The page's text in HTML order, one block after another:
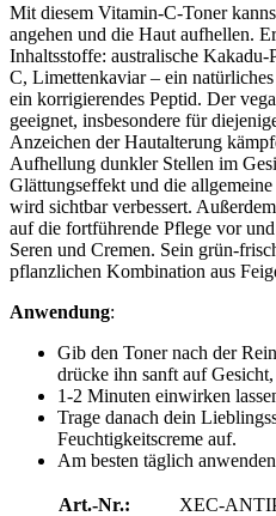
Mit diesem Vitamin-C-Toner
angehen und die Haut aufhellen.
Inhaltsstoffe: australische
C, Limettenkaviar – ein
ein korrigierendes Peptid. Der
geeignet, insbesondere für
Anzeichen der Hautalterung
Aufhellung dunkler Stellen im
Glättungseffekt und die
wird sichtbar verbessert.
auf die fortführende Pflege vor
Seren und Cremen. Sein grün-
pflanzlichen Kombination aus
Anwendung:
Gib den Toner nach der
drücke ihn sanft auf
1-2 Minuten einwirken
Trage danach dein
Feuchtigkeitscreme auf.
Am besten täglich
Art.-Nr.:
XEC-